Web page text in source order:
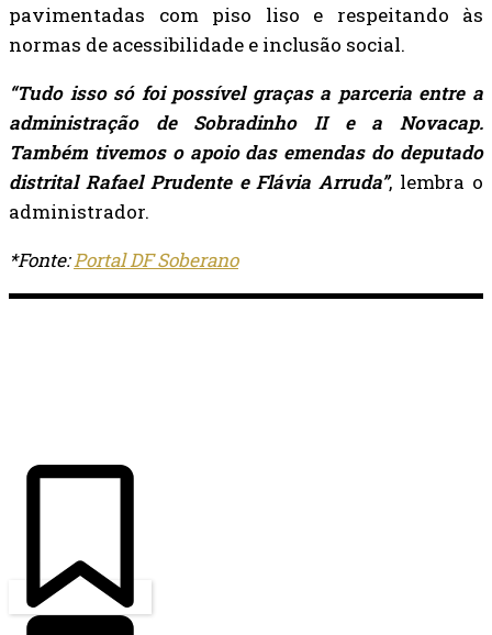
pavimentadas com piso liso e respeitando às
normas de acessibilidade e inclusão social.
“Tudo isso só foi possível graças a parceria entre a
administração de Sobradinho II e a Novacap.
Também tivemos o apoio das emendas do deputado
distrital Rafael Prudente e Flávia Arruda”, lembra o
administrador.
*Fonte:Portal DF Soberano